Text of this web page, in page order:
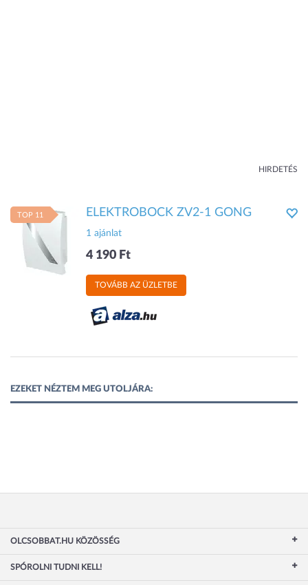
HIRDETÉS
TOP 11 ELEKTROBOCK ZV2-1 GONG
1 ajánlat
4 190 Ft
TOVÁBB AZ ÜZLETBE
EZEKET NÉZTEM MEG UTOLJÁRA:
OLCSOBBAT.HU KÖZÖSSÉG
SPÓROLNI TUDNI KELL!